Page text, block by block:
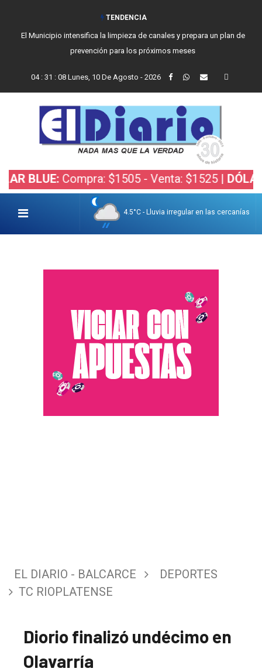
TENDENCIA
El Municipio intensifica la limpieza de canales y prepara un plan de
prevención para los próximos meses
04: 31 : 09 Lunes, 10 De Agosto - 2026
Compra: $1505 - Venta: $1525 |DÓLAR
4.5°C - Lluvia irregular en las cercanías
EL DIARIO - BALCARCE
DEPORTES
TC RIOPLATENSE
Diorio finalizó undécimo en
Olavarría